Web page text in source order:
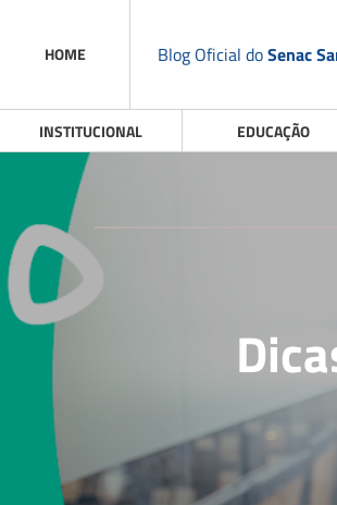
HOME Blog Oficial doSenac
INSTITUCIONAL EDUCAÇÃO